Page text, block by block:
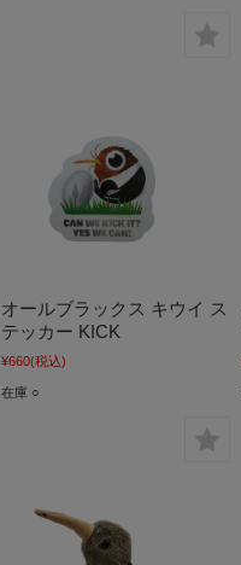
オールブラックス キウイ ス
テッカー KICK
¥660(税込)
在庫 ○